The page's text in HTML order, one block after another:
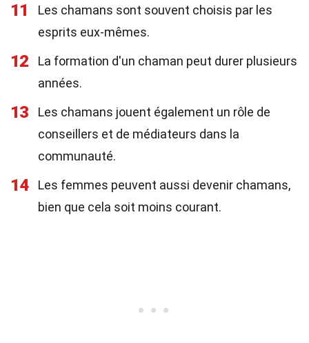
11
Les chamans sont souvent choisis par les
esprits eux-mêmes.
12
La formation d'un chaman peut durer plusieurs
années.
13
Les chamans jouent également un rôle de
conseillers et de médiateurs dans la
communauté.
14
Les femmes peuvent aussi devenir chamans,
bien que cela soit moins courant.